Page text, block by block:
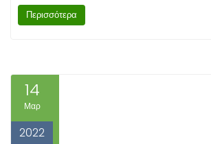
Περισσότερα
14
Μαρ
2022